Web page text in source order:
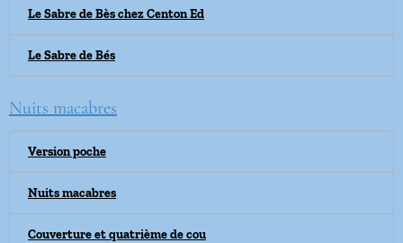
Le Sabre de Bès chez Centon Ed
Le Sabre de Bés
Nuits macabres
Version poche
Nuits macabres
Couverture et quatrième de cou